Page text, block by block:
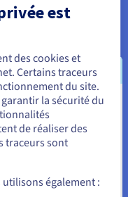
des
de données
en temps réel
afin
réseau, et tous
sont
dans un
en États-
de votre pays (États-
est
des cookies et
Certains traceurs
du site.
la sécurité du
de réaliser des
traceurs sont
également :